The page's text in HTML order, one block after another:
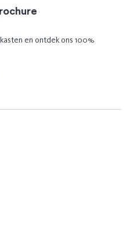
en ontdek ons 100%